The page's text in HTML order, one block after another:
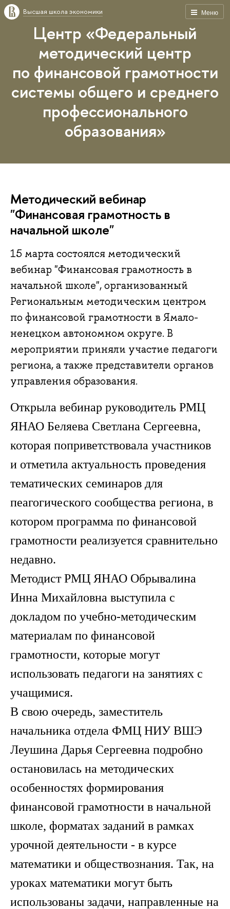
Меню
Высшая школа экономики
Центр «Федеральный
методический центр
по финансовой грамотности
системы общего и среднего
профессионального
образования»
Методический вебинар
"Финансовая грамотность в
начальной школе"
15 марта состоялся методический
вебинар "Финансовая грамотность в
начальной школе", организованный
Региональным методическим центром
по финансовой грамотности в Ямало-
ненецком автономном округе. В
мероприятии приняли участие педагоги
региона, а также представители органов
управления образования.
Открыла вебинар руководитель РМЦ
ЯНАО Беляева Светлана Сергеевна,
которая поприветствовала участников
и отметила актуальность проведения
тематических семинаров для
пеагогического сообщества региона, в
котором программа по финансовой
грамотности реализуется сравнительно
недавно.
Методист РМЦ ЯНАО Обрывалина
Инна Михайловна выступила с
докладом по учебно-методическим
материалам по финансовой
грамотности, которые могут
использовать педагоги на занятиях с
учащимися.
В свою очередь, заместитель
начальника отдела ФМЦ НИУ ВШЭ
Леушина Дарья Сергеевна подробно
остановилась на методических
особенностях формирования
финансовой грамотности в начальной
школе, форматах заданий в рамках
урочной деятельности - в курсе
математики и обществознания. Так, на
уроках математики могут быть
использованы задачи, направленные на